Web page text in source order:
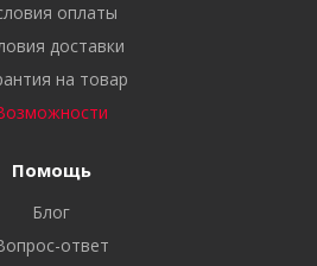
оплаты
доставки
на товар
Помощь
Блог
ответ